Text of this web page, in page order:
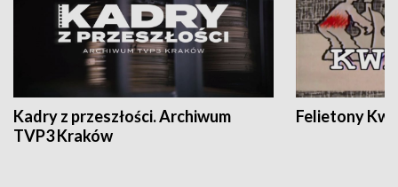
Kadry z przeszłości. Archiwum
TVP3 Kraków
Felietony